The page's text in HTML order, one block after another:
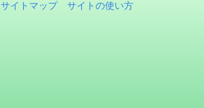
サイトマップ サイトの使い方